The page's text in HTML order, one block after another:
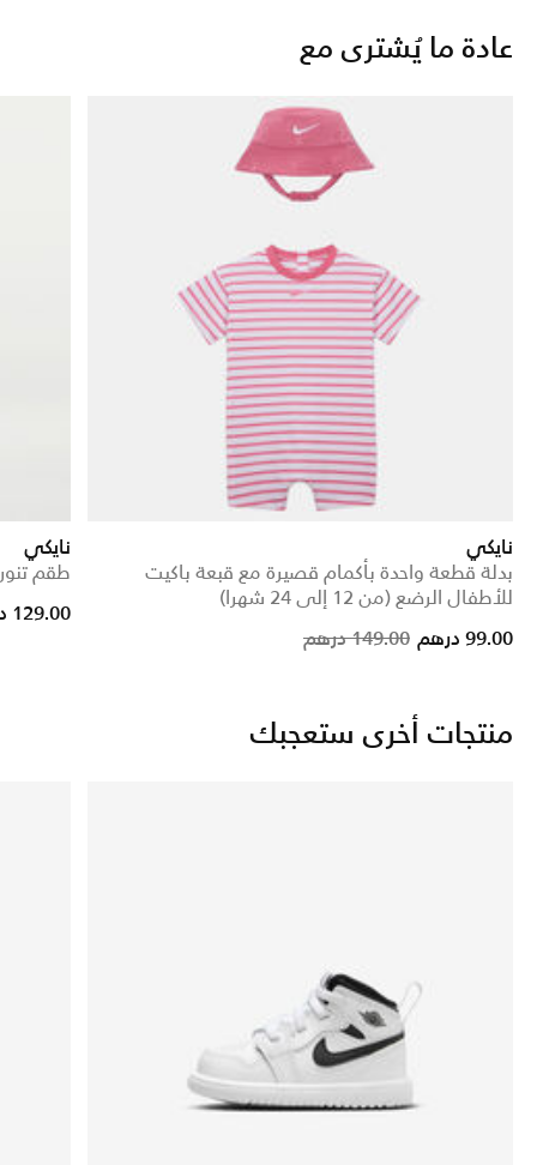
عادة ما يُشترى مع
نايكي
بدلة قطعة واحدة بأكمام قصيرة مع قبعة باكيت
للأطفال الرضع (من 12 إلى 24 شهرا)
149.00 درهم 99.00 درهم
نايكي
طقم
129.00 درهم
منتجات أخرى ستعجبك